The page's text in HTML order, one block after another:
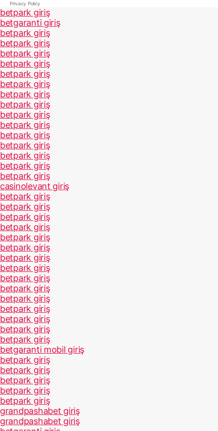
Privacy Policy
betpark giriş
betgaranti giriş
betpark giriş
betpark giriş
betpark giriş
betpark giriş
betpark giriş
betpark giriş
betpark giriş
betpark giriş
betpark giriş
betpark giriş
betpark giriş
betpark giriş
betpark giriş
betpark giriş
betpark giriş
casinolevant giriş
betpark giriş
betpark giriş
betpark giriş
betpark giriş
betpark giriş
betpark giriş
betpark giriş
betpark giriş
betpark giriş
betpark giriş
betpark giriş
betpark giriş
betpark giriş
betpark giriş
betpark giriş
betgaranti mobil giriş
betpark giriş
betpark giriş
betpark giriş
betpark giriş
betpark giriş
grandpashabet giriş
grandpashabet giriş